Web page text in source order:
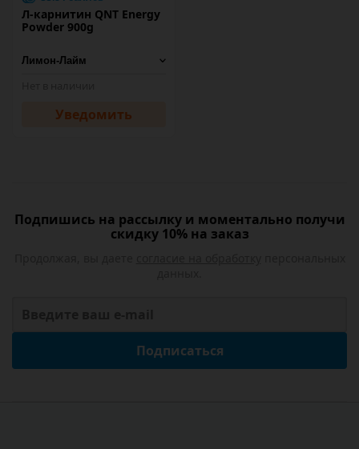
Л-карнитин QNT Energy
Powder 900g
Уведомить
Подпишись на рассылку и моментально получи
скидку 10% на заказ
Подписаться